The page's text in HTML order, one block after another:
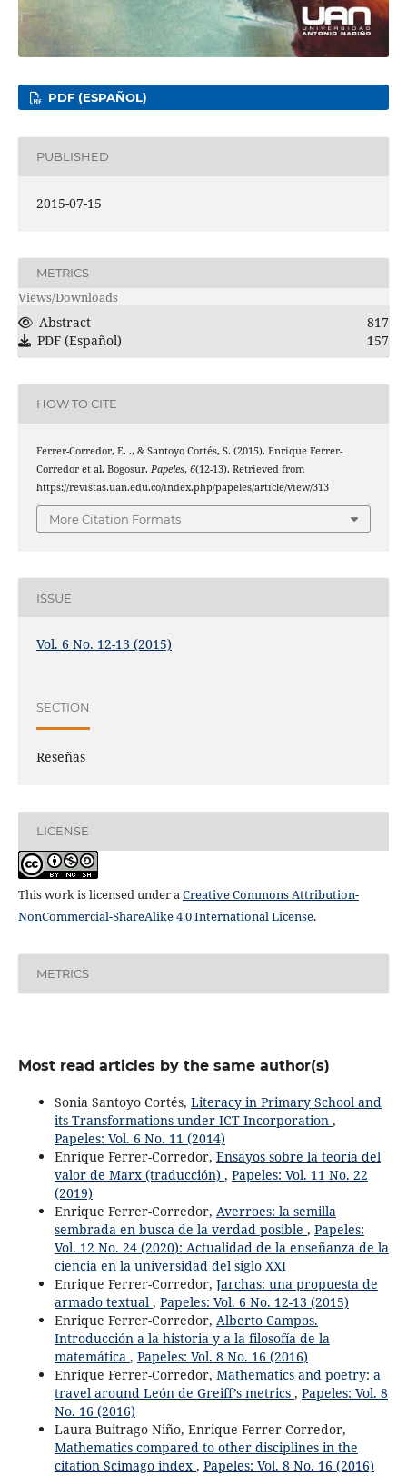
PDF (ESPAÑOL)
PUBLISHED
2015-07-15
METRICS
Views/Downloads
Abstract
817
PDF (Español)
157
HOW TO CITE
Ferrer-Corredor, E. ., & Santoyo Cortés, S. (2015). Enrique Ferrer-
Corredor et al. Bogosur. Papeles, 6(12-13). Retrieved from
https://revistas.uan.edu.co/index.php/papeles/article/view/313
More Citation Formats
ISSUE
Vol. 6 No. 12-13 (2015)
SECTION
Reseñas
LICENSE
This work is licensed under aCreative Commons Attribution-
NonCommercial-ShareAlike 4.0 International License.
METRICS
Most read articles by the same author(s)
Sonia Santoyo Cortés, Literacy in Primary School and
its Transformations under ICT Incorporation ,
Papeles: Vol. 6 No. 11 (2014)
Enrique Ferrer-Corredor, Ensayos sobre la teoría del
valor de Marx (traducción) , Papeles: Vol. 11 No. 22
(2019)
Enrique Ferrer-Corredor, Averroes: la semilla
sembrada en busca de la verdad posible , Papeles:
Vol. 12 No. 24 (2020): Actualidad de la enseñanza de la
ciencia en la universidad del siglo XXI
Enrique Ferrer-Corredor, Jarchas: una propuesta de
armado textual , Papeles: Vol. 6 No. 12-13 (2015)
Enrique Ferrer-Corredor, Alberto Campos.
Introducción a la historia y a la filosofía de la
matemática , Papeles: Vol. 8 No. 16 (2016)
Enrique Ferrer-Corredor, Mathematics and poetry: a
travel around León de Greiff’s metrics , Papeles: Vol. 8
No. 16 (2016)
Laura Buitrago Niño, Enrique Ferrer-Corredor,
Mathematics compared to other disciplines in the
citation Scimago index , Papeles: Vol. 8 No. 16 (2016)